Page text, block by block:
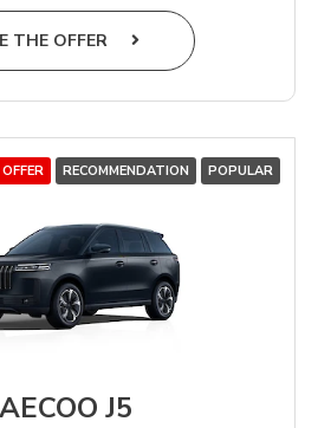
THE OFFER
RECOMMENDATION POPULAR
J5